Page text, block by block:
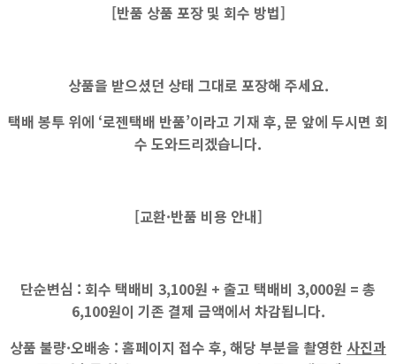
[반품 상품 포장 및 회수 방법]
상품을 받으셨던 상태 그대로 포장해 주세요.
택배 봉투 위에 ‘로젠택배 반품’이라고 기재 후, 문 앞에 두시면 회
수 도와드리겠습니다.
[교환·반품 비용 안내]
단순변심 : 회수 택배비 3,100원 + 출고 택배비 3,000원 = 총
6,100원이 기존 결제 금액에서 차감됩니다.
상품 불량·오배송 : 홈페이지 접수 후, 해당 부분을 촬영한 사진과